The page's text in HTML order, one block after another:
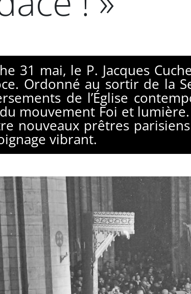
31 mai, le P. Jacques
Ordonné au sortir de la
de l’Église
mouvement Foi et
nouveaux prêtres
vibrant.